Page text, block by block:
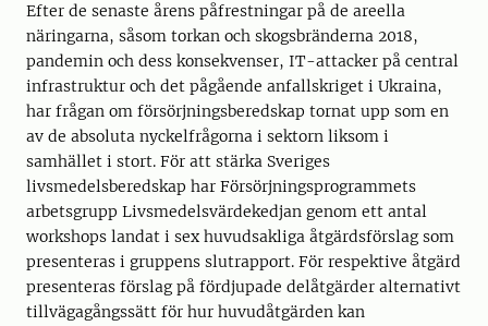
Efter de senaste årens påfrestningar på de areella
näringarna, såsom torkan och skogsbränderna 2018,
pandemin och dess konsekvenser, IT-attacker på central
infrastruktur och det pågående anfallskriget i Ukraina,
har frågan om försörjningsberedskap tornat upp som en
av de absoluta nyckelfrågorna i sektorn liksom i
samhället i stort. För att stärka Sveriges
livsmedelsberedskap har Försörjningsprogrammets
arbetsgrupp Livsmedelsvärdekedjan genom ett antal
workshops landat i sex huvudsakliga åtgärdsförslag som
presenteras i gruppens slutrapport. För respektive åtgärd
presenteras förslag på fördjupade delåtgärder alternativt
tillvägagångssätt för hur huvudåtgärden kan